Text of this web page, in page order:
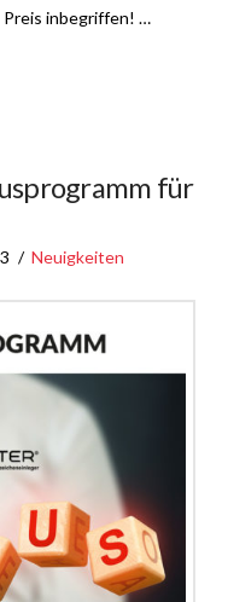
Preis inbegriffen! …
für
Neuigkeiten